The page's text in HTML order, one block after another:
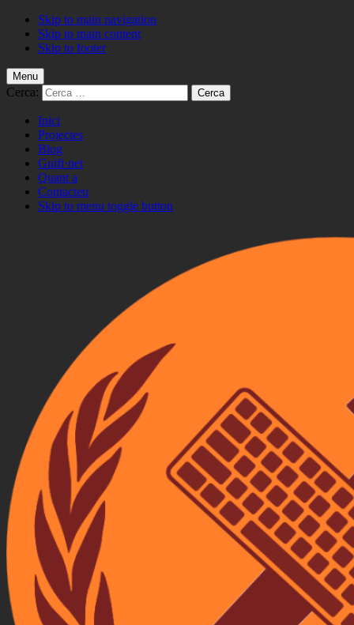
Skip to main navigation
Skip to main content
Skip to footer
Menu
Cerca:
Inici
Projectes
Blog
Guifi·net
Quant a
Contacteu
Skip to menu toggle button